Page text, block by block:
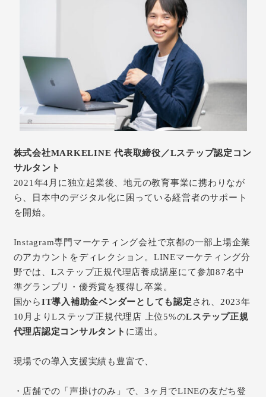
株式会社MARKELINE 代表取締役／Lステップ認定コン
サルタント
2021年4月に独立起業後、地元の教育事業に携わりなが
ら、日本中のデジタル化に困っている経営者のサポート
を開始。
Instagram専門マーケティング会社で京都の一部上場企業
のアカウントをディレクション。LINEマーケティング分
野では、Lステップ正規代理店養成講座にて参加87名中
準グランプリ・優秀賞を獲得し卒業。
国からIT導入補助金ベンダーとしても認定 され、2023年
10月よりLステップ正規代理店 上位5%のLステップ正規
代理店認定コンサルタント に選出。
現場での導入支援実績も豊富で、
・店舗での「声掛けのみ」で、3ヶ月でLINEの友だち登